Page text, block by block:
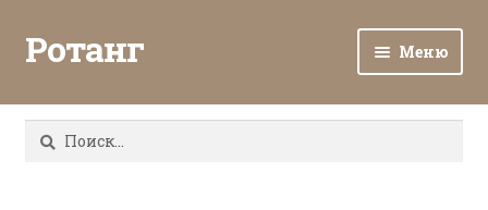
Ротанг Меню
Каталог
Найти: